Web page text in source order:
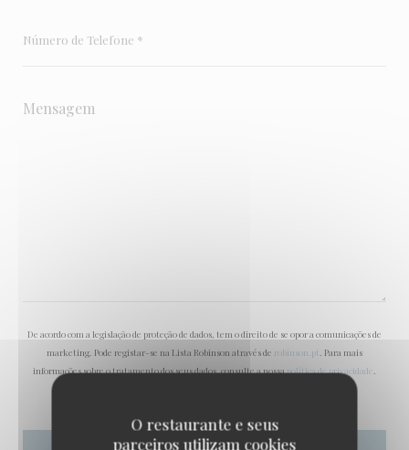
O restaurante e seus
parceiros utilizam cookies
De acordo com a legislação de proteção de dados, tem o direito de se opor a comunicações de
marketing. Pode registar-se na Lista Robinson através de robinson.pt . Para mais
informações sobre o tratamento dos seus dados, consulte a nossapolítica de privacidade